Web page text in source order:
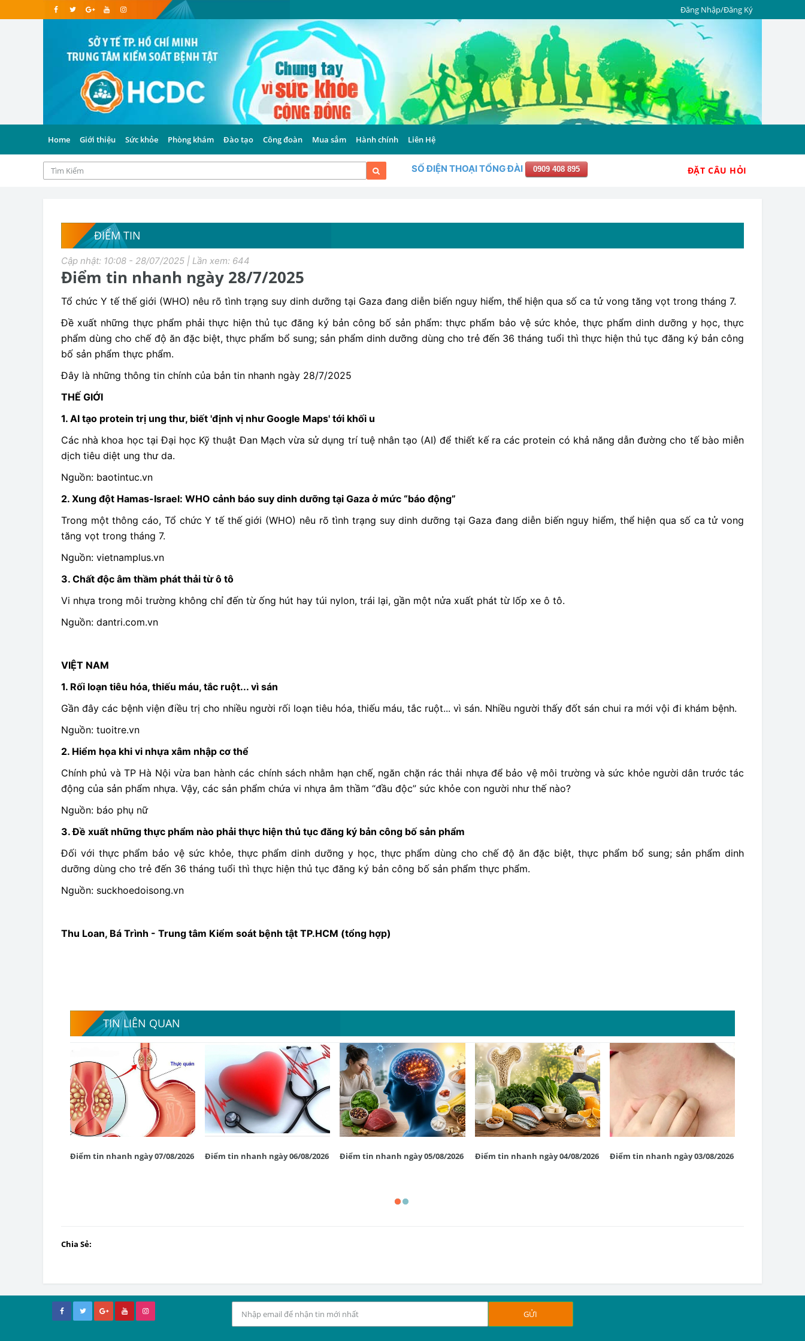
Đăng Nhập/Đăng Ký
Home Giới thiệu Sức khỏe Phòng khám Đào tạo Công đoàn Mua sắm Hành chính Liên Hệ
SỐ ĐIỆN THOẠI TỔNG ĐÀI 0909 408 895 ĐẶT CÂU HỎI
ĐIỂM TIN
Cập nhật: 10:08 - 28/07/2025 | Lần xem: 644
Điểm tin nhanh ngày 28/7/2025
Tổ chức Y tế thế giới (WHO) nêu rõ tình trạng suy dinh dưỡng tại Gaza đang diễn biến nguy hiểm, thể hiện qua số ca tử vong tăng vọt trong tháng 7.
Đề xuất những thực phẩm phải thực hiện thủ tục đăng ký bản công bố sản phẩm: thực phẩm bảo vệ sức khỏe, thực phẩm dinh dưỡng y học, thực
phẩm dùng cho chế độ ăn đặc biệt, thực phẩm bổ sung; sản phẩm dinh dưỡng dùng cho trẻ đến 36 tháng tuổi thì thực hiện thủ tục đăng ký bản công
bố sản phẩm thực phẩm.
Đây là những thông tin chính của bản tin nhanh ngày 28/7/2025
THẾ GIỚI
1. AI tạo protein trị ung thư, biết 'định vị như Google Maps' tới khối u
Các nhà khoa học tại Đại học Kỹ thuật Đan Mạch vừa sử dụng trí tuệ nhân tạo (AI) để thiết kế ra các protein có khả năng dẫn đường cho tế bào miễn
dịch tiêu diệt ung thư da.
Nguồn: baotintuc.vn
2. Xung đột Hamas-Israel: WHO cảnh báo suy dinh dưỡng tại Gaza ở mức “báo động”
Trong một thông cáo, Tổ chức Y tế thế giới (WHO) nêu rõ tình trạng suy dinh dưỡng tại Gaza đang diễn biến nguy hiểm, thể hiện qua số ca tử vong
tăng vọt trong tháng 7.
Nguồn: vietnamplus.vn
3. Chất độc âm thầm phát thải từ ô tô
Vi nhựa trong môi trường không chỉ đến từ ống hút hay túi nylon, trái lại, gần một nửa xuất phát từ lốp xe ô tô.
Nguồn: dantri.com.vn
VIỆT NAM
1. Rối loạn tiêu hóa, thiếu máu, tắc ruột... vì sán
Gần đây các bệnh viện điều trị cho nhiều người rối loạn tiêu hóa, thiếu máu, tắc ruột... vì sán. Nhiều người thấy đốt sán chui ra mới vội đi khám bệnh.
Nguồn: tuoitre.vn
2. Hiểm họa khi vi nhựa xâm nhập cơ thể
Chính phủ và TP Hà Nội vừa ban hành các chính sách nhằm hạn chế, ngăn chặn rác thải nhựa để bảo vệ môi trường và sức khỏe người dân trước tác
động của sản phẩm nhựa. Vậy, các sản phẩm chứa vi nhựa âm thầm “đầu độc” sức khỏe con người như thế nào?
Nguồn: báo phụ nữ
3. Đề xuất những thực phẩm nào phải thực hiện thủ tục đăng ký bản công bố sản phẩm
Đối với thực phẩm bảo vệ sức khỏe, thực phẩm dinh dưỡng y học, thực phẩm dùng cho chế độ ăn đặc biệt, thực phẩm bổ sung; sản phẩm dinh
dưỡng dùng cho trẻ đến 36 tháng tuổi thì thực hiện thủ tục đăng ký bản công bố sản phẩm thực phẩm.
Nguồn: suckhoedoisong.vn
Thu Loan, Bá Trình - Trung tâm Kiểm soát bệnh tật TP.HCM (tổng hợp)
TIN LIÊN QUAN
Điểm tin nhanh ngày 07/08/2026 Điểm tin nhanh ngày 06/08/2026 Điểm tin nhanh ngày 05/08/2026 Điểm tin nhanh ngày 04/08/2026 Điểm tin nhanh ngày 03/08/2026
Chia Sẻ: